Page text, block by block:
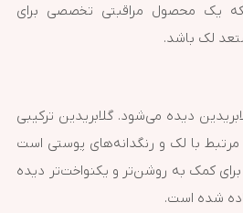
یک محصول مراقبتی تخصصی برای
لک باشد.
دیده می‌شود. گلابریدین ترکیبی
با لک و رنگدانه‌های پوستی است
و در فرمول Photoderm M برای کمک به روشن‌تر و یکنواخت‌تر دیده
شده است.